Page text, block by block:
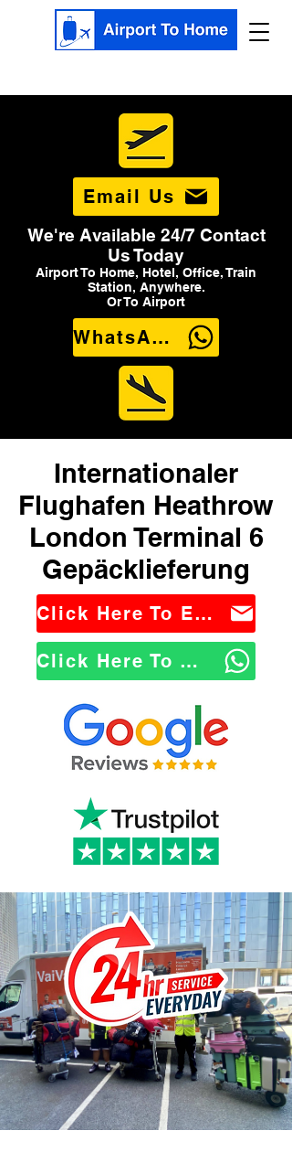
Email Us
We're Available 24/7 Contact
Us Today
Airport To Home, Hotel, Office, Train
Station, Anywhere.
Or To Airport
WhatsApp Us
Internationaler
Flughafen Heathrow
London Terminal 6
Gepäcklieferung
Click Here To Email Us
Click Here To WhatsApp Us